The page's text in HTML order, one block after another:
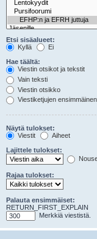
Etsi sisäalueet:
Kyllä
Ei
Hae täältä:
Viestin otsikot ja tekstit
Vain teksti
Viestin otsikko
Viestiketjujen
Näytä tulokset:
Viestit
Aiheet
Lajittele tulokset:
Rajaa tulokset:
Palauta ensimmäiset:
RETURN_FIRST_EXPLAIN
Merkkiä viestistä.